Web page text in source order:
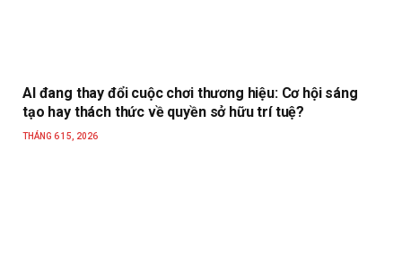
AI đang thay đổi cuộc chơi thương hiệu: Cơ hội sáng
tạo hay thách thức về quyền sở hữu trí tuệ?
THÁNG 6 15, 2026